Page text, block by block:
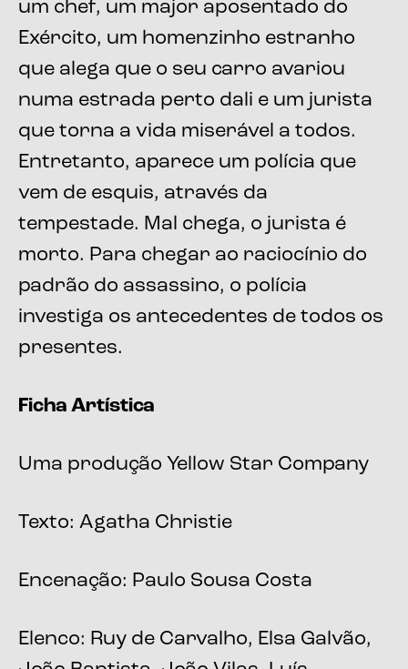
um chef, um major aposentado do
Exército, um homenzinho estranho
que alega que o seu carro avariou
numa estrada perto dali e um jurista
que torna a vida miserável a todos.
Entretanto, aparece um polícia que
vem de esquis, através da
tempestade. Mal chega, o jurista é
morto. Para chegar ao raciocínio do
padrão do assassino, o polícia
investiga os antecedentes de todos os
presentes.
Ficha Artística
Uma produção Yellow Star Company
Texto: Agatha Christie
Encenação: Paulo Sousa Costa
Elenco: Ruy de Carvalho, Elsa Galvão,